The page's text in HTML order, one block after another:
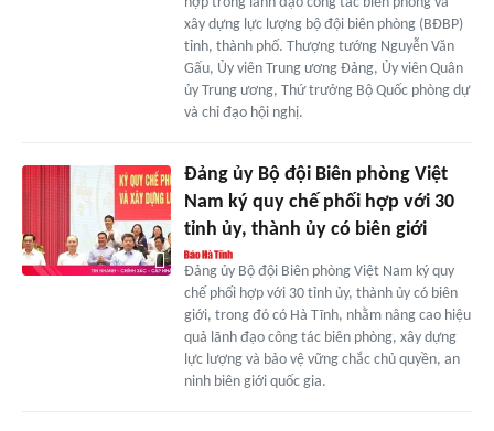
xây dựng lực lượng bộ đội biên phòng (BĐBP)
tỉnh, thành phố. Thượng tướng Nguyễn Văn
Gấu, Ủy viên Trung ương Đảng, Ủy viên Quân
ủy Trung ương, Thứ trưởng Bộ Quốc phòng dự
và chỉ đạo hội nghị.
Đảng ủy Bộ đội Biên phòng Việt
Nam ký quy chế phối hợp với 30
tỉnh ủy, thành ủy có biên giới
Đảng ủy Bộ đội Biên phòng Việt Nam ký quy
chế phối hợp với 30 tỉnh ủy, thành ủy có biên
giới, trong đó có Hà Tĩnh, nhằm nâng cao hiệu
quả lãnh đạo công tác biên phòng, xây dựng
lực lượng và bảo vệ vững chắc chủ quyền, an
ninh biên giới quốc gia.